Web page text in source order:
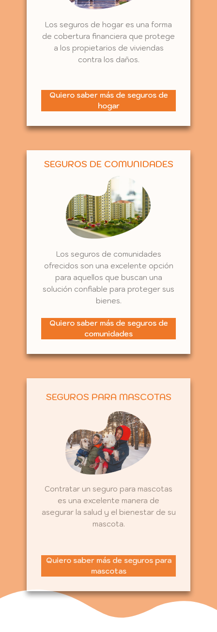
Los seguros de hogar es una forma
de cobertura financiera que protege
a los propietarios de viviendas
contra los daños.
Quiero saber más de seguros de
hogar
SEGUROS DE COMUNIDADES
Los seguros de comunidades
ofrecidos son una excelente opción
para aquellos que buscan una
solución confiable para proteger sus
bienes.
Quiero saber más de seguros de
comunidades
SEGUROS PARA MASCOTAS
Contratar un seguro para mascotas
es una excelente manera de
asegurar la salud y el bienestar de su
mascota.
Quiero saber más de seguros para
mascotas